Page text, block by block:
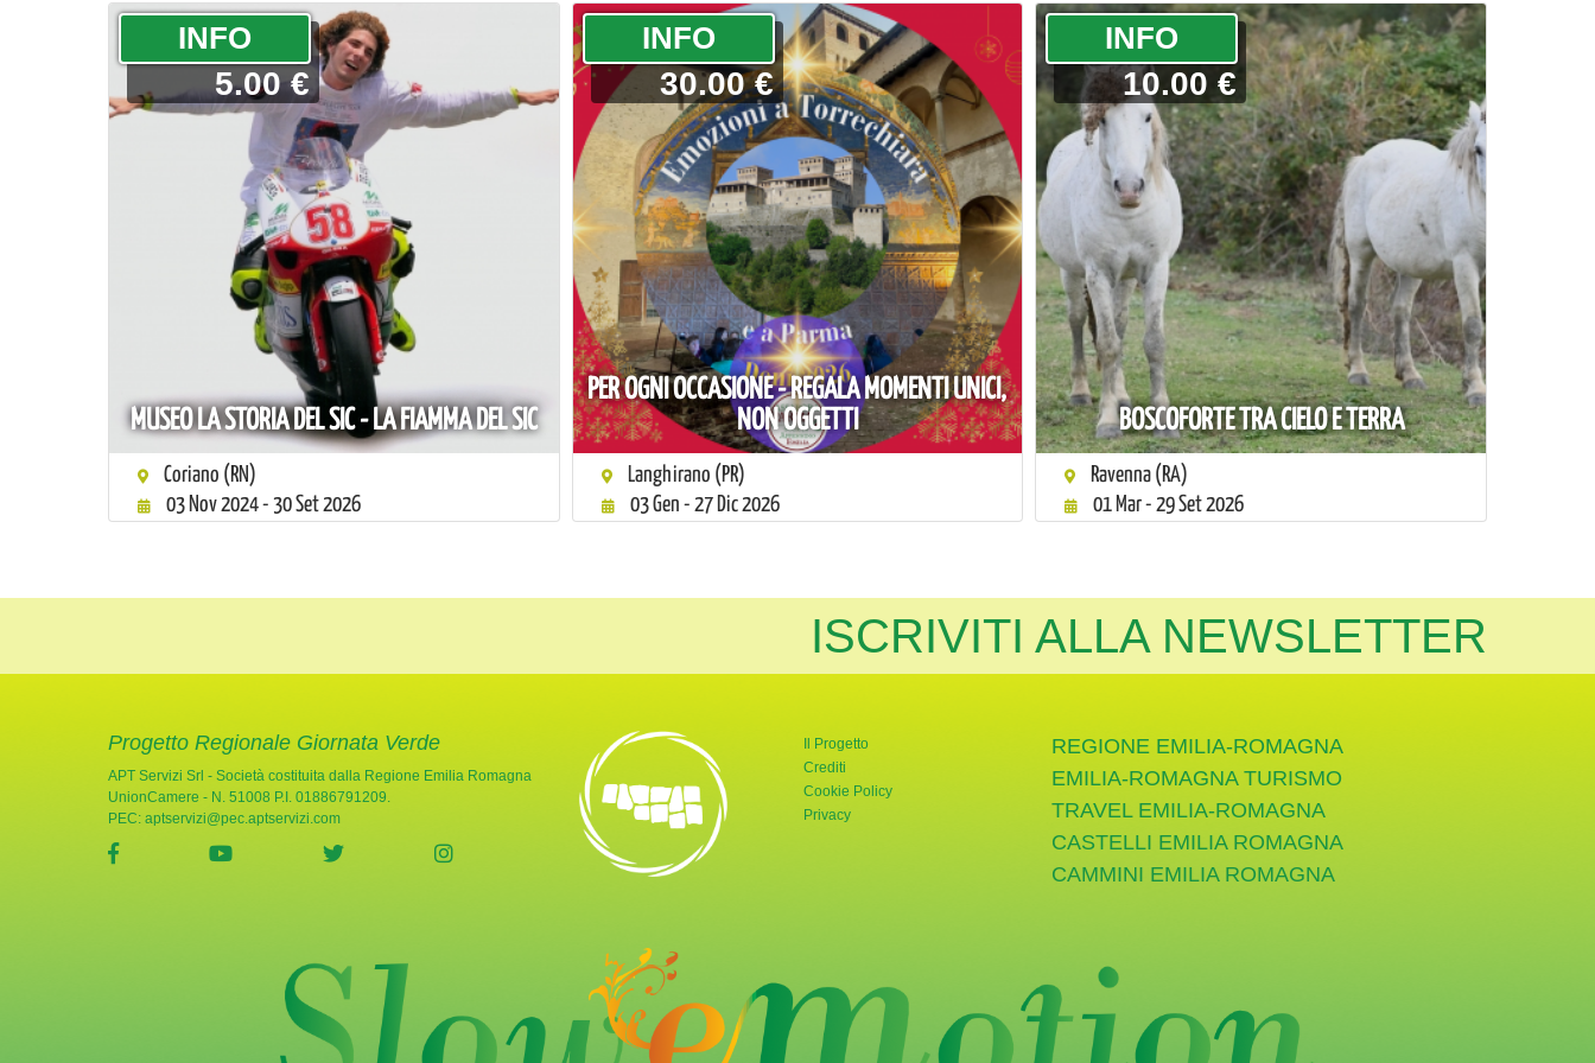
MUSEO LA STORIA DEL SIC - LA FIAMMA DEL SIC
­INFO
5.00 €
Coriano (RN)
03 Nov 2024 - 30 Set 2026
PER OGNI OCCASIONE - REGALA MOMENTI UNICI,
NON OGGETTI
­INFO
30.00 €
Langhirano (PR)
03 Gen - 27 Dic 2026
BOSCOFORTE TRA CIELO E TERRA
­INFO
10.00 €
Ravenna (RA)
01 Mar - 29 Set 2026
ISCRIVITI ALLA NEWSLETTER
Progetto Regionale Giornata Verde
APT Servizi Srl - Società costituita dalla Regione Emilia Romagna
UnionCamere - N. 51008 P.I. 01886791209.
PEC: aptservizi@pec.aptservizi.com
visita la pagina Facebook di Giornata Verde
visita la pagina YouTube di Giornata Verde
visita la pagina Twitter di Giornata Verde
visita la pagina Instagram di Giornata Verde
Il Progetto
Crediti
Cookie Policy
Privacy
REGIONE EMILIA-ROMAGNA
EMILIA-ROMAGNA TURISMO
TRAVEL EMILIA-ROMAGNA
CASTELLI EMILIA ROMAGNA
CAMMINI EMILIA ROMAGNA